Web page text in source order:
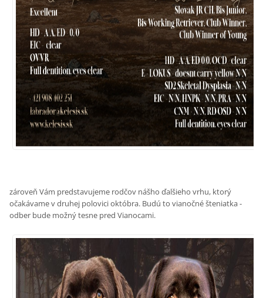
zároveň Vám predstavujeme rodčov nášho ďalšieho vrhu, ktorý
očakávame v druhej polovici októbra. Budú to vianočné šteniatka -
odber bude možný tesne pred Vianocami.